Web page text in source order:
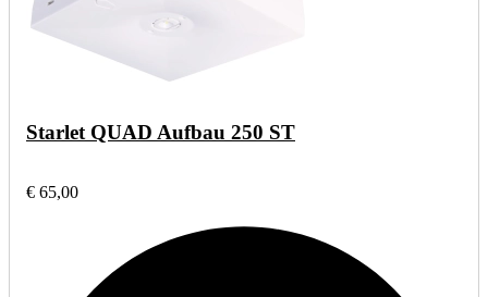
Starlet QUAD Aufbau 250 ST
€ 65,00